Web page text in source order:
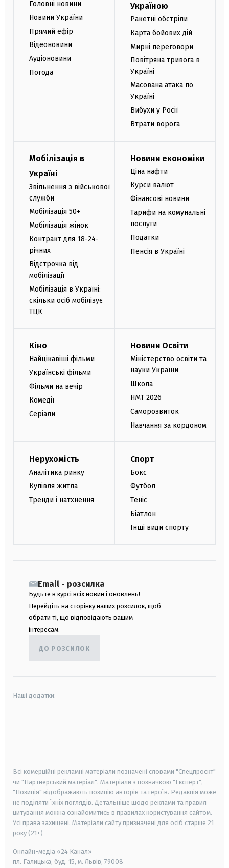
Головні новини
Новини України
Прямий ефір
Відеоновини
Аудіоновини
Погода
Україною
Ракетні обстріли
Карта бойових дій
Мирні переговори
Повітряна тривога в
Україні
Масована атака по
Україні
Вибухи у Росії
Втрати ворога
Мобілізація в
Україні
Звільнення з військової
служби
Мобілізація 50+
Мобілізація жінок
Контракт для 18-24-
річних
Відстрочка від
мобілізації
Мобілізація в Україні:
скільки осіб мобілізує
ТЦК
Новини економіки
Ціна нафти
Курси валют
Фінансові новини
Тарифи на комунальні
послуги
Податки
Пенсія в Україні
Кіно
Найцікавіші фільми
Українські фільми
Фільми на вечір
Комедії
Серіали
Новини Освіти
Міністерство освіти та
науки України
Школа
НМТ 2026
Саморозвиток
Навчання за кордоном
Нерухомість
Аналітика ринку
Купівля житла
Тренди і натхнення
Спорт
Бокс
Футбол
Теніс
Біатлон
Інші види спорту
Email - розсилка
Будьте в курсі всіх новин і оновлень!
Перейдіть на сторінку наших розсилок, щоб
обрати ті, що відповідають вашим
інтересам.
ДО РОЗСИЛОК
Наші додатки:
Всі комерційні рекламні матеріали позначені словами "Спецпроєкт"
чи "Партнерський матеріал". Матеріали з позначкою "Експерт",
"Позиція" відображають позицію авторів та героїв. Редакція може
не поділяти їхніх поглядів. Детальніше щодо реклами та правил
цитування можна ознайомитись в правилах користування сайтом.
Усі права захищені. Матеріали сайту призначені для осіб старше 21
року (21+)
Онлайн-медіа «24 Канал»
пл. Галицька, буд. 15, м. Львів, 79008